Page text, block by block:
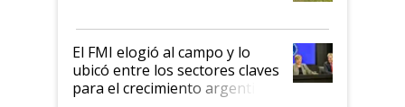
de Milei
El FMI elogió al campo y lo
ubicó entre los sectores claves
para el crecimiento argentino